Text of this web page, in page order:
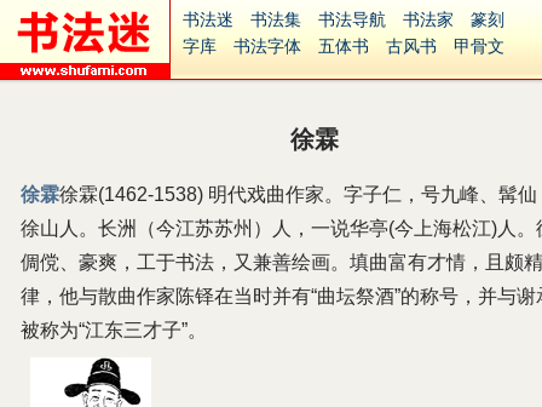
书法迷 书法集 书法导航 书法家
篆刻
字库
书法字体 五体书 古风书
甲骨文
大字 篆刻之家
象棋 游戏
字体下载
免费字体 中文字体
英文字体
Ai矢量
P图宝 南无阿弥陀佛
意见反馈
安全网站
捐赠 繁體版
徐霖
徐霖徐霖(1462-1538) 明代戏曲作家。字子仁，号九峰、髯仙
徐山人。长洲（今江苏苏州）人，一说华亭(今上海松江)人。
倜傥、豪爽，工于书法，又兼善绘画。填曲富有才情，且颇
律，他与散曲作家陈铎在当时并有“曲坛祭酒”的称号，并与谢
被称为“江东三才子”。